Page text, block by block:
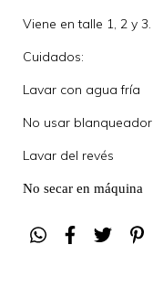
Viene en talle 1, 2 y 3.
Cuidados:
Lavar con agua fría
No usar blanqueador
Lavar del revés
No secar en máquina